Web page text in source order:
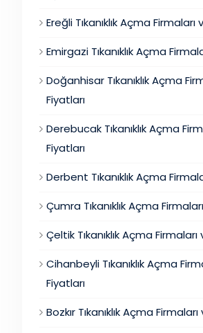
Ereğli Tıkanıklık Açma Firmaları
Emirgazi Tıkanıklık Açma
Doğanhisar Tıkanıklık Açma
Fiyatları
Derebucak Tıkanıklık Açma
Fiyatları
Derbent Tıkanıklık Açma
Çumra Tıkanıklık Açma
Çeltik Tıkanıklık Açma Firmaları
Cihanbeyli Tıkanıklık Açma
Fiyatları
Bozkır Tıkanıklık Açma